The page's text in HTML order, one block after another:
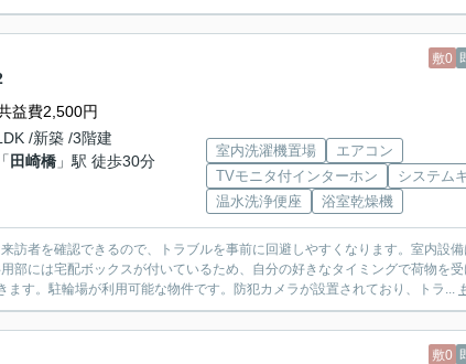
敷0
益費2,500円
/新築 /3階建
田崎橋 」駅 徒歩30分
室内洗濯機置場
エアコン
TVモニタ付インターホン
システム
温水洗浄便座
浴室乾燥機
訪者を確認できるので、トラブルを事前に回避しやすくなります。室内設
部には宅配ボックスが付いているため、自分の好きなタイミングで荷物を
す。駐輪場が利用可能な物件です。防犯カメラが設置されており、トラ...
敷0